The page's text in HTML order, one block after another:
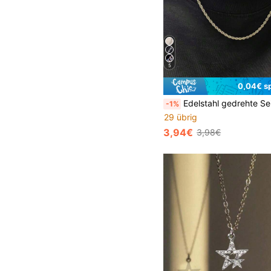
5
0,04€
-1% Edelstahl gedrehte Seilkette Halskette,
29 übrig
3,94€ 3,98€